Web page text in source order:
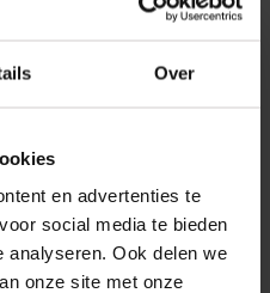
Over
en advertenties te
social media te bieden
analyseren. Ook delen we
onze site met onze
CPR 5-01 50kN
Ø17mm
CPR501
Baltrotors